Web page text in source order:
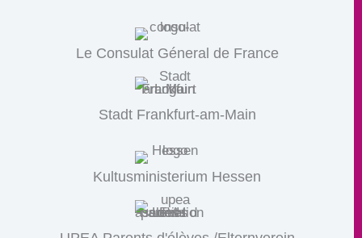
Le Consulat Géneral de France
Stadt Frankfurt-am-Main
Kultusministerium Hessen